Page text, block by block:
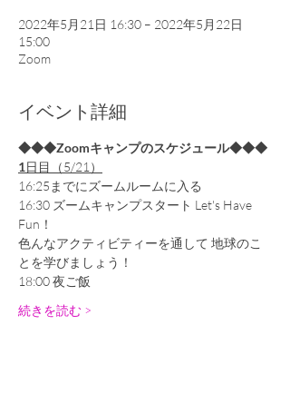
2022年5月21日 16:30 – 2022年5月22日
15:00
Zoom
イベント詳細
◆◆◆Zoomキャンプのスケジュール◆◆◆
1日目（5/21）
16:25までにズームルームに入る
16:30 ズームキャンプスタート Let's Have
Fun！
色んなアクティビティーを通して 地球のこ
とを学びましょう！
18:00 夜ご飯
続きを読む >